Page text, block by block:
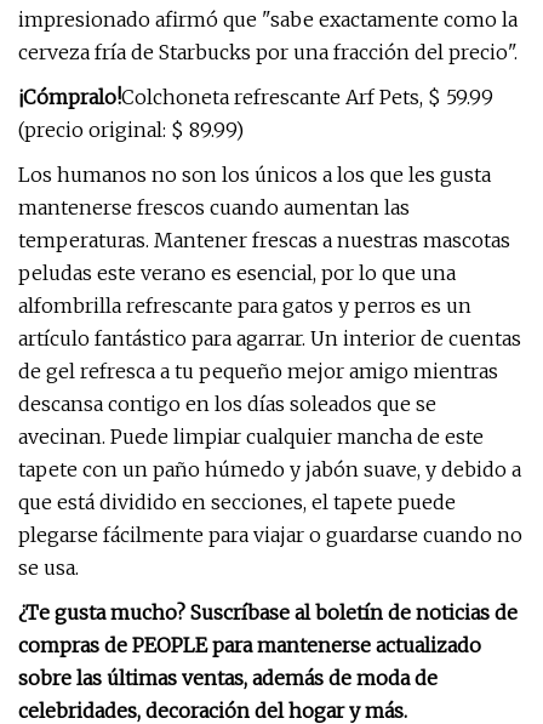
impresionado afirmó que "sabe exactamente como la
cerveza fría de Starbucks por una fracción del precio".
¡Cómpralo!Colchoneta refrescante Arf Pets, $ 59.99
(precio original: $ 89.99)
Los humanos no son los únicos a los que les gusta
mantenerse frescos cuando aumentan las
temperaturas. Mantener frescas a nuestras mascotas
peludas este verano es esencial, por lo que una
alfombrilla refrescante para gatos y perros es un
artículo fantástico para agarrar. Un interior de cuentas
de gel refresca a tu pequeño mejor amigo mientras
descansa contigo en los días soleados que se
avecinan. Puede limpiar cualquier mancha de este
tapete con un paño húmedo y jabón suave, y debido a
que está dividido en secciones, el tapete puede
plegarse fácilmente para viajar o guardarse cuando no
se usa.
¿Te gusta mucho? Suscríbase al boletín de noticias de
compras de PEOPLE para mantenerse actualizado
sobre las últimas ventas, además de moda de
celebridades, decoración del hogar y más.